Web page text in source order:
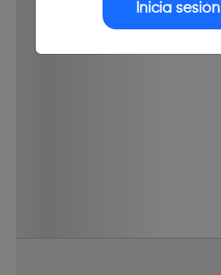
Inicia sesión